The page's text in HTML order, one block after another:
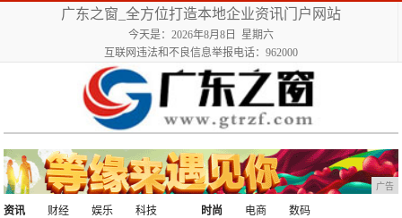
广东之窗_全方位打造本地企业资讯门户网站
今天是：2026年8月8日 星期六
互联网违法和不良信息举报电话：962000
广告
资讯 财经 娱乐
科技
时尚 电商
数码